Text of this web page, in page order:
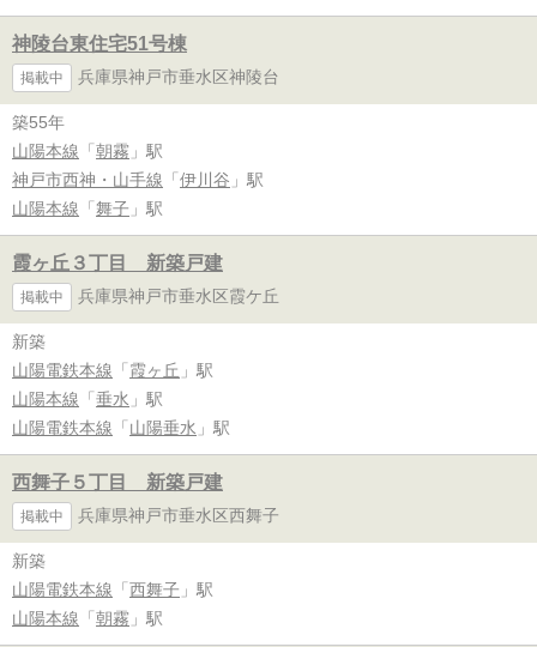
神陵台東住宅51号棟
掲載中 兵庫県神戸市垂水区神陵台
築55年
山陽本線 「 朝霧 」駅
神戸市西神・山手線 「 伊川谷 」駅
山陽本線 「 舞子 」駅
霞ヶ丘３丁目 新築戸建
掲載中 兵庫県神戸市垂水区霞ケ丘
新築
山陽電鉄本線 「 霞ヶ丘 」駅
山陽本線 「 垂水 」駅
山陽電鉄本線 「 山陽垂水 」駅
西舞子５丁目 新築戸建
掲載中 兵庫県神戸市垂水区西舞子
新築
山陽電鉄本線 「 西舞子 」駅
山陽本線 「 朝霧 」駅